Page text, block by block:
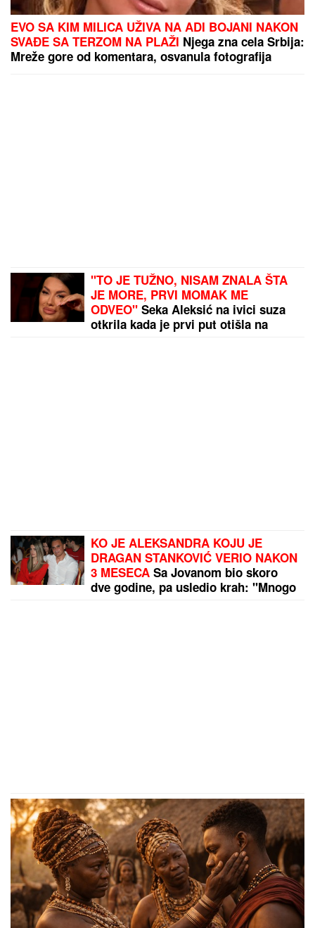
EVO SA KIM MILICA UŽIVA NA ADI BOJANI NAKON
SVAĐE SA TERZOM NA PLAŽI Njega zna cela Srbija:
Mreže gore od komentara, osvanula fotografija
"TO JE TUŽNO, NISAM ZNALA ŠTA
JE MORE, PRVI MOMAK ME
ODVEO" Seka Aleksić na ivici suza
otkrila kada je prvi put otišla na
KO JE ALEKSANDRA KOJU JE
DRAGAN STANKOVIĆ VERIO NAKON
3 MESECA Sa Jovanom bio skoro
dve godine, pa usledio krah: "Mnogo